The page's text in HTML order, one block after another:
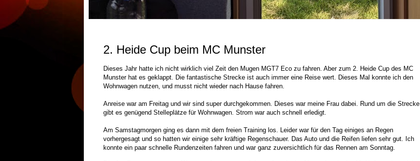
2. Heide Cup beim MC Munster
Dieses Jahr hatte ich nicht wirklich viel Zeit den Mugen MGT7 Eco zu fahren. Aber zum 2. Heide Cup des MC
Munster hat es geklappt. Die fantastische Strecke ist auch immer eine Reise wert. Dieses Mal konnte ich den
Wohnwagen nutzen, und musst nicht wieder nach Hause fahren.
Anreise war am Freitag und wir sind super durchgekommen. Dieses war meine Frau dabei. Rund um die Strecke
gibt es genügend Stelleplätze für Wohnwagen. Strom war auch schnell erledigt.
Am Samstagmorgen ging es dann mit dem freien Training los. Leider war für den Tag einiges an Regen
vorhergesagt und so hatten wir einige sehr kräftige Regenschauer. Das Auto und die Reifen liefen sehr gut. Ich
konnte ein paar schnelle Rundenzeiten fahren und war ganz zuversichtlich für das Rennen am Sonntag.